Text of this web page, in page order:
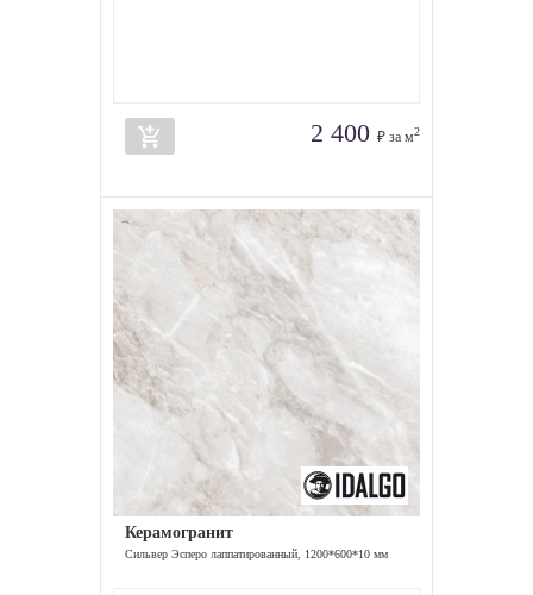
add_shopping_cart 2 400 ₽ за м2
Керамогранит
Сильвер Эсперо лаппатированный, 1200*600*10 мм